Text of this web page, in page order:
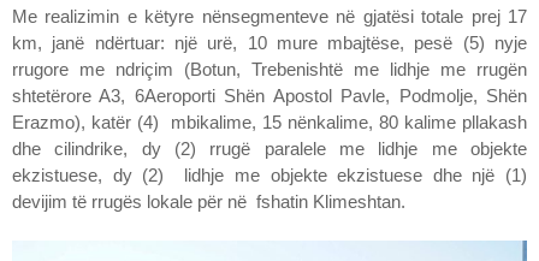
Me realizimin e këtyre nënsegmenteve në gjatësi totale prej 17
km, janë ndërtuar: një urë, 10 mure mbajtëse, pesë (5) nyje
rrugore me ndriçim (Botun, Trebenishtë me lidhje me rrugën
shtetërore A3, 6Aeroporti Shën Apostol Pavle, Podmolje, Shën
Erazmo), katër (4) mbikalime, 15 nënkalime, 80 kalime pllakash
dhe cilindrike, dy (2) rrugë paralele me lidhje me objekte
ekzistuese, dy (2) lidhje me objekte ekzistuese dhe një (1)
devijim të rrugës lokale për në fshatin Klimeshtan.